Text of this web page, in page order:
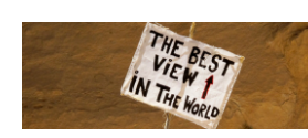
content